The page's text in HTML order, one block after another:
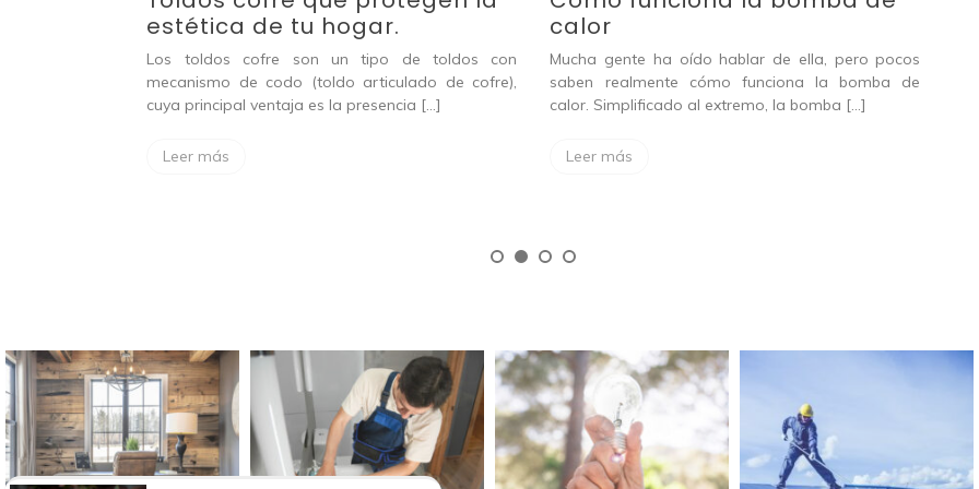
estética de tu hogar.
Los toldos cofre son un tipo de toldos con
mecanismo de codo (toldo articulado de cofre),
cuya principal ventaja es la presencia […]
Leer más
calor
Mucha gente ha oído hablar de ella, pero pocos
saben realmente cómo funciona la bomba de
calor. Simplificado al extremo, la bomba […]
Leer más